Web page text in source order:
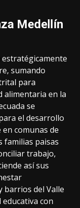
Medellín
sumando
para
alimentaria en la
se
el desarrollo
comunas de
familias paisas
trabajo,
así sus
barrios del Valle
con